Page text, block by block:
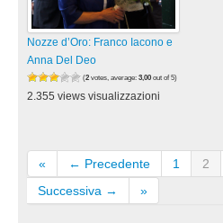
Nozze d’Oro: Franco Iacono e
Anna Del Deo
(2 votes, average: 3,00 out of 5)
2.355 views visualizzazioni
« ← Precedente 1 2
Successiva →
»